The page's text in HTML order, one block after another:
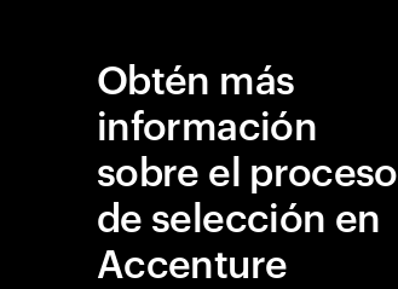
Obtén más
información
sobre el proceso
de selección en
Accenture